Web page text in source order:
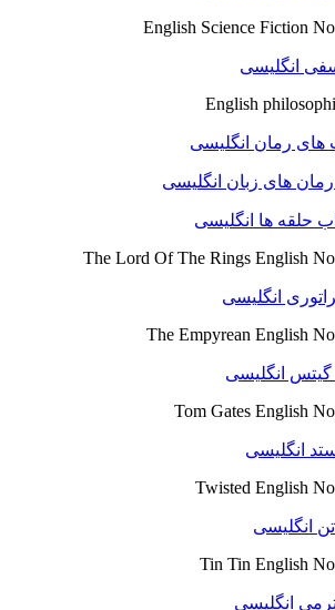
English Science Fiction
انگلیسی
English
های رمان انگلیسی
های زبان انگلیسی
حلقه ها انگلیسی
The Lord Of The Rings English
انگلیسی
The Empyrean English
گیتس انگلیسی
Tom Gates English
انگلیسی
Twisted English
انگلیسی
Tin Tin English
انگلیسی